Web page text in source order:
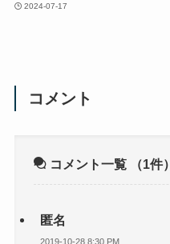
2024-07-17
コメント
コメント一覧 （1件）
匿名
2019-10-28 8:30 PM